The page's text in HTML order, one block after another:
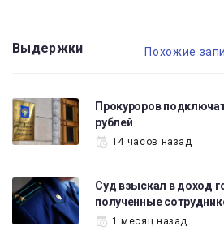
Выдержки Похожие
Прокуроров
рублей
14 часов назад
Суд взыскал в доход
полученные
1 месяц назад